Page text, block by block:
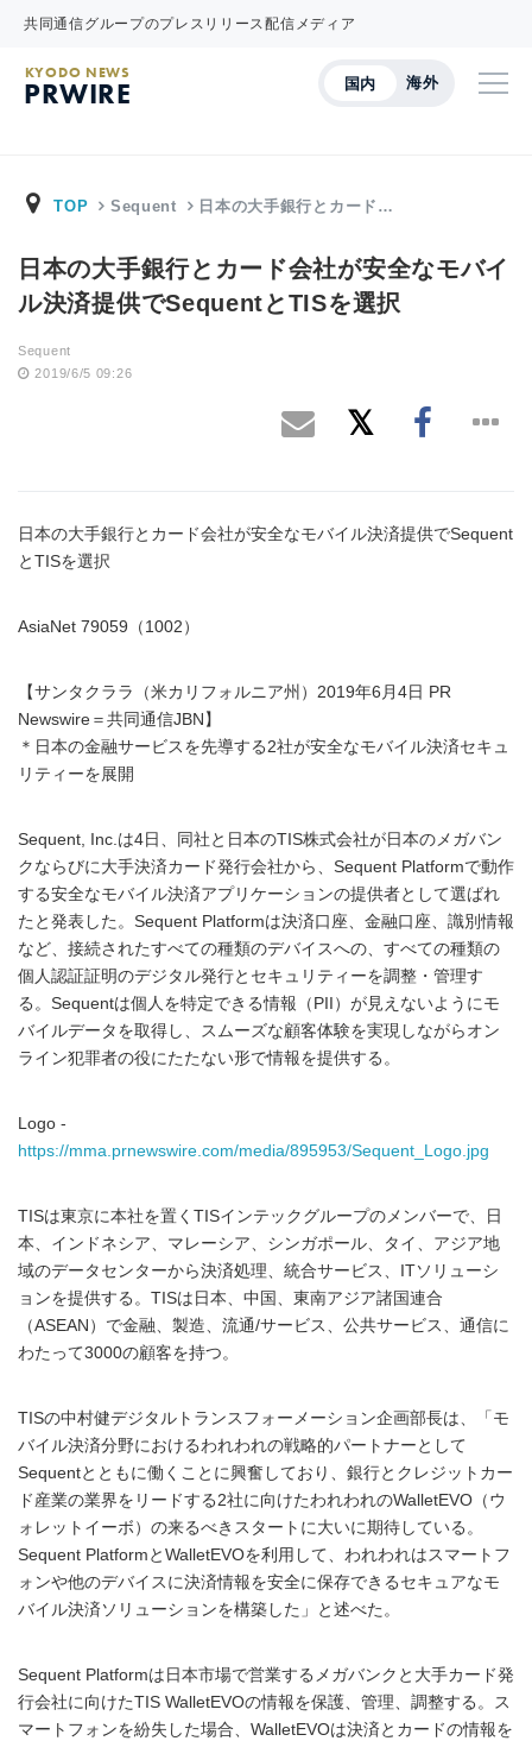
共同通信グループのプレスリリース配信メディア
国内 海外
KYODO NEWS
PRWIRE
TOP Sequent 日本の大手銀行とカード…
日本の大手銀行とカード会社が安全なモバイ
ル決済提供でSequentとTISを選択
Sequent
2019/6/5 09:26
日本の大手銀行とカード会社が安全なモバイル決済提供でSequent
とTISを選択
AsiaNet 79059（1002）
【サンタクララ（米カリフォルニア州）2019年6月4日 PR
Newswire＝共同通信JBN】
＊日本の金融サービスを先導する2社が安全なモバイル決済セキュ
リティーを展開
Sequent, Inc.は4日、同社と日本のTIS株式会社が日本のメガバン
クならびに大手決済カード発行会社から、Sequent Platformで動作
する安全なモバイル決済アプリケーションの提供者として選ばれ
たと発表した。Sequent Platformは決済口座、金融口座、識別情報
など、接続されたすべての種類のデバイスへの、すべての種類の
個人認証証明のデジタル発行とセキュリティーを調整・管理す
る。Sequentは個人を特定できる情報（PII）が見えないようにモ
バイルデータを取得し、スムーズな顧客体験を実現しながらオン
ライン犯罪者の役にたたない形で情報を提供する。
Logo -
https://mma.prnewswire.com/media/895953/Sequent_Logo.jpg
TISは東京に本社を置くTISインテックグループのメンバーで、日
本、インドネシア、マレーシア、シンガポール、タイ、アジア地
域のデータセンターから決済処理、統合サービス、ITソリューシ
ョンを提供する。TISは日本、中国、東南アジア諸国連合
（ASEAN）で金融、製造、流通/サービス、公共サービス、通信に
わたって3000の顧客を持つ。
TISの中村健デジタルトランスフォーメーション企画部長は、「モ
バイル決済分野におけるわれわれの戦略的パートナーとして
Sequentとともに働くことに興奮しており、銀行とクレジットカー
ド産業の業界をリードする2社に向けたわれわれのWalletEVO（ウ
ォレットイーボ）の来るべきスタートに大いに期待している。
Sequent PlatformとWalletEVOを利用して、われわれはスマートフ
ォンや他のデバイスに決済情報を安全に保存できるセキュアなモ
バイル決済ソリューションを構築した」と述べた。
Sequent Platformは日本市場で営業するメガバンクと大手カード発
行会社に向けたTIS WalletEVOの情報を保護、管理、調整する。ス
マートフォンを紛失した場合、WalletEVOは決済とカードの情報を